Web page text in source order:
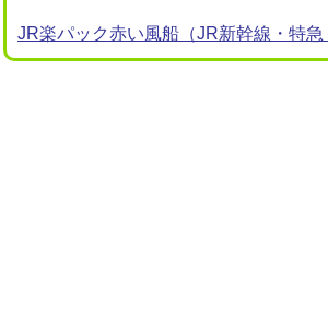
JR楽パック赤い風船（JR新幹線・特急